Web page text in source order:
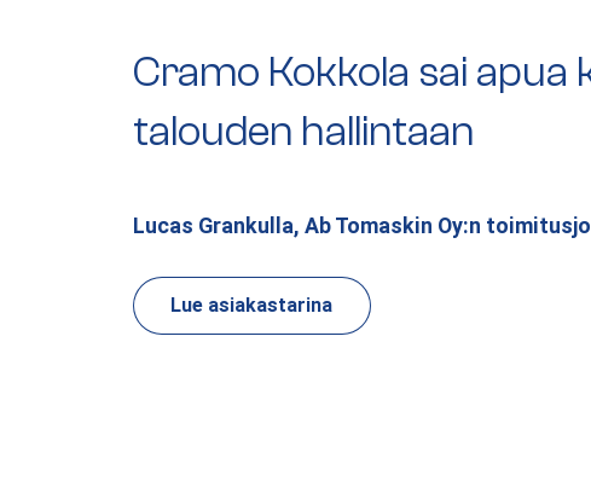
Cramo Kokkola sai apua
talouden hallintaan
Lucas Grankulla, Ab Tomaskin Oy:n
Lue asiakastarina